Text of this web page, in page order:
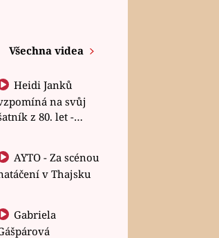
Všechna videa
Heidi Janků
na svůj
z 80. let -
v Thajsku
Gabriela